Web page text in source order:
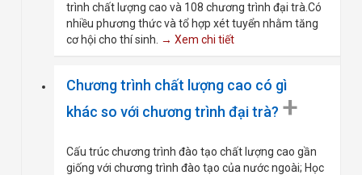
trình chất lượng cao và 108 chương trình đại trà.Có
nhiều phương thức và tổ hợp xét tuyển nhằm tăng
cơ hội cho thí sinh. → Xem chi tiết
Chương trình chất lượng cao có gì
khác so với chương trình đại trà? +
Cấu trúc chương trình đào tạo chất lượng cao gần
giống với chương trình đào tạo của nước ngoài; Học